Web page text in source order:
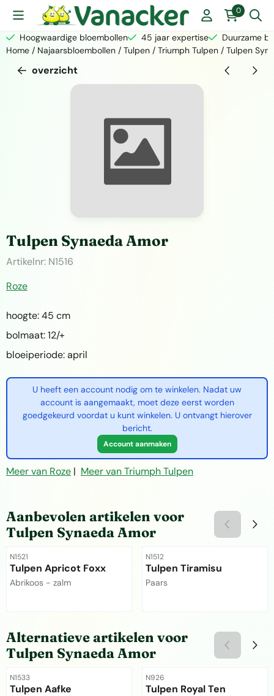
Cookievoorkeuren zijn momenteel gesloten. 0
Hoogwaardige bloembollen 45 jaar expertise
Duurzame
Home / Najaarsbloembollen / Tulpen / Triumph Tulpen / Tulpen
overzicht
Tulpen Synaeda Amor
Artikelnr: N1516
Roze
hoogte: 45 cm
bolmaat: 12/+
bloeiperiode: april
U heeft een account nodig om te winkelen. Nadat uw
account is aangemaakt, moet deze eerst worden
goedgekeurd voordat u kunt winkelen. U ontvangt hierover
bericht.
Account aanmaken
Meer van Roze | Meer van Triumph Tulpen
Aanbevolen artikelen voor
Tulpen Synaeda Amor
Artikelnummer
N1521
Tulpen Apricot Foxx
Merk:
Abrikoos - zalm
Artikelnummer
N1512
Tulpen Tiramisu
Merk:
Paars
Alternatieve artikelen voor
Tulpen Synaeda Amor
Artikelnummer
N1533
Tulpen Aafke
Artikelnummer
N926
Tulpen Royal Ten